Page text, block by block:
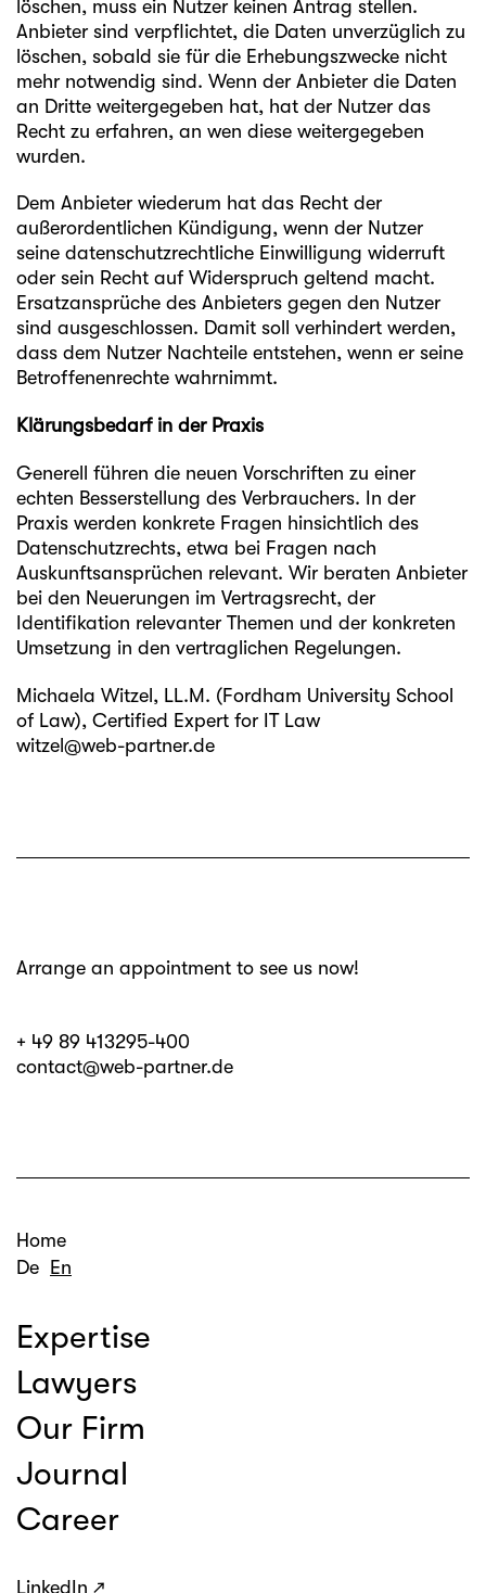
löschen, muss ein Nutzer keinen Antrag stellen.
Anbieter sind verpflichtet, die Daten unverzüglich zu
löschen, sobald sie für die Erhebungszwecke nicht
mehr notwendig sind. Wenn der Anbieter die Daten
an Dritte weitergegeben hat, hat der Nutzer das
Recht zu erfahren, an wen diese weitergegeben
wurden.
Dem Anbieter wiederum hat das Recht der
außerordentlichen Kündigung, wenn der Nutzer
seine datenschutzrechtliche Einwilligung widerruft
oder sein Recht auf Widerspruch geltend macht.
Ersatzansprüche des Anbieters gegen den Nutzer
sind ausgeschlossen. Damit soll verhindert werden,
dass dem Nutzer Nachteile entstehen, wenn er seine
Betroffenenrechte wahrnimmt.
Klärungsbedarf in der Praxis
Generell führen die neuen Vorschriften zu einer
echten Besserstellung des Verbrauchers. In der
Praxis werden konkrete Fragen hinsichtlich des
Datenschutzrechts, etwa bei Fragen nach
Auskunftsansprüchen relevant. Wir beraten Anbieter
bei den Neuerungen im Vertragsrecht, der
Identifikation relevanter Themen und der konkreten
Umsetzung in den vertraglichen Regelungen.
Michaela Witzel, LL.M. (Fordham University School
of Law), Certified Expert for IT Law
witzel@web-partner.de
Arrange an appointment to see us now!
+ 49 89 413295-400
contact@web-partner.de
Home
De En
Expertise
Lawyers
Our Firm
Journal
Career
LinkedIn